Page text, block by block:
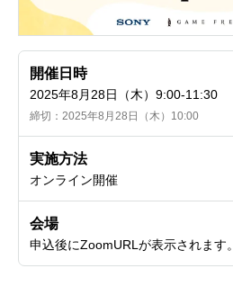
開催日時
2025年8月28日（木）9:00-11:30
締切：2025年8月28日（木）10:00
実施方法
オンライン開催
会場
申込後にZoomURLが表示されます。